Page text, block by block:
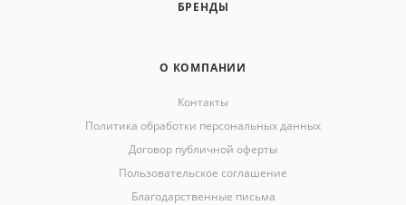
БРЕНДЫ
О КОМПАНИИ
Контакты
Политика обработки персональных данных
Договор публичной оферты
Пользовательское соглашение
Благодарственные письма